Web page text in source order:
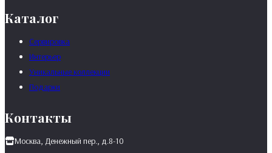
Каталог
Сервировка
Интерьер
Уникальные коллекции
Подарки
Контакты
Москва, Денежный пер., д.8-10